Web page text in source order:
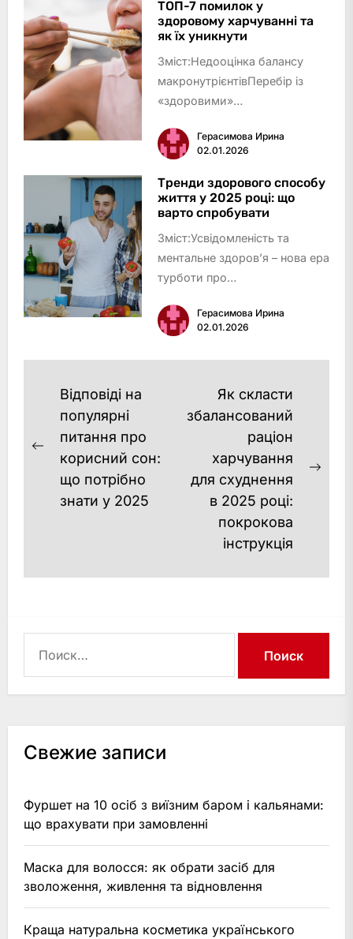
стресФізична активність: рух –
ефективна зброя проти
стресуТе…
ТОП-7 помилок у
здоровому харчуванні та
як їх уникнути
Зміст:Недооцінка балансу
макронутрієнтівПеребір із
«здоровими»
їжі та переїдання
увечеріВідсутність
різноманіття у
раціоніНадмірна суворість і
заборониІгнорування сигналів
голоду та си…
Герасимова Ирина
02.01.2026
Тренди здорового способу
життя у 2025 році: що
варто спробувати
Зміст:Усвідомленість та
ментальне здоров’я – нова ера
турботи про
до харчування та
фітнесуМікродози і біохакінг:
споживанняДіджитал-
допом…
Герасимова Ирина
02.01.2026
Навигация
записям
Previous
post:
Відповіді на
популярні
питання про
корисний сон:
що потрібно
знати у 2025
Як скласти
збалансований
раціон
харчування
для схуднення
в 2025 році:
покрокова
інструкція
Свежие записи
Фуршет на 10 осіб з виїзним баром і кальянами:
що врахувати при замовленні
Маска для волосся: як обрати засіб для
зволоження, живлення та відновлення
Краща натуральна косметика українського